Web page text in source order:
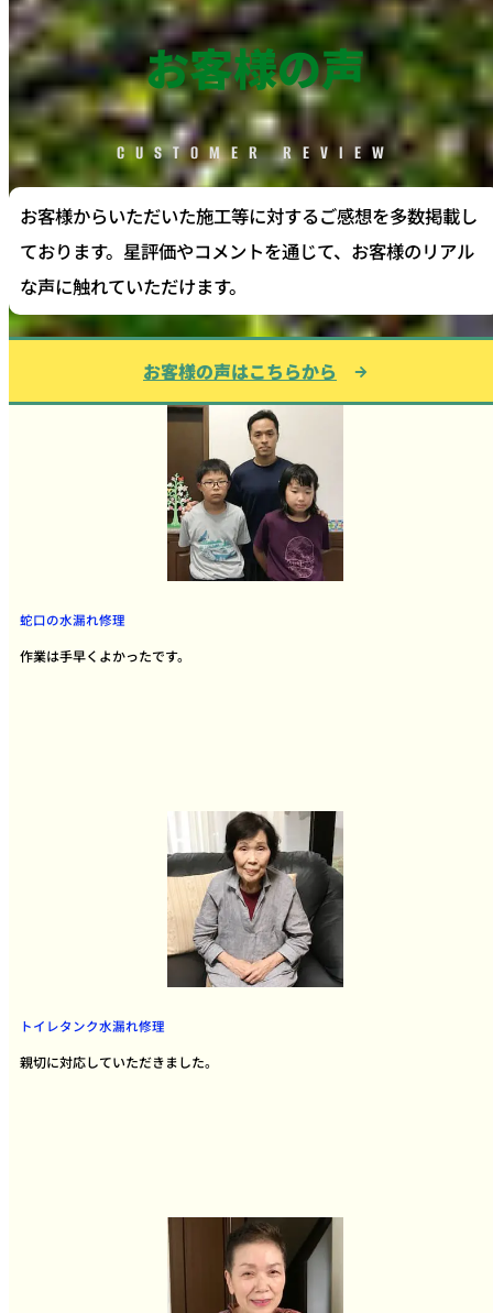
お客様の声
CUSTOMER REVIEW
お客様からいただいた施工等に対するご感想を多数掲載し
ております。星評価やコメントを通じて、お客様のリアル
な声に触れていただけます。
お客様の声はこちらから
蛇口の水漏れ修理
作業は手早くよかったです。
トイレタンク水漏れ修理
親切に対応していただきました。